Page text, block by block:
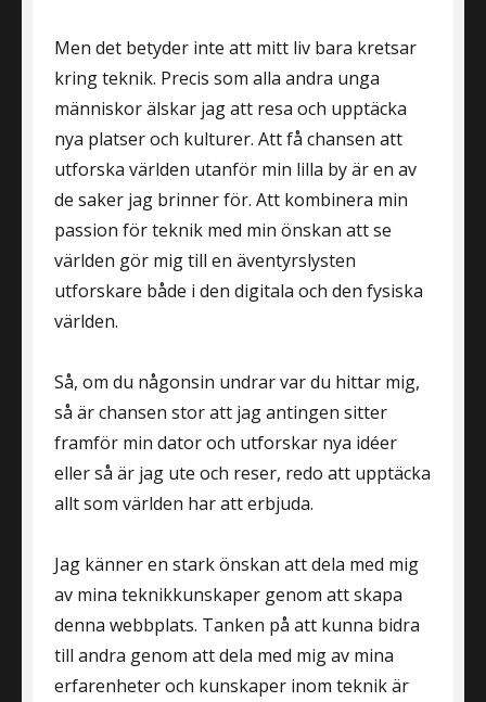
Men det betyder inte att mitt liv bara kretsar
kring teknik. Precis som alla andra unga
människor älskar jag att resa och upptäcka
nya platser och kulturer. Att få chansen att
utforska världen utanför min lilla by är en av
de saker jag brinner för. Att kombinera min
passion för teknik med min önskan att se
världen gör mig till en äventyrslysten
utforskare både i den digitala och den fysiska
världen.
Så, om du någonsin undrar var du hittar mig,
så är chansen stor att jag antingen sitter
framför min dator och utforskar nya idéer
eller så är jag ute och reser, redo att upptäcka
allt som världen har att erbjuda.
Jag känner en stark önskan att dela med mig
av mina teknikkunskaper genom att skapa
denna webbplats. Tanken på att kunna bidra
till andra genom att dela med mig av mina
erfarenheter och kunskaper inom teknik är